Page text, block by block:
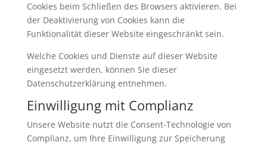
Cookies beim Schließen des Browsers aktivieren. Bei
der Deaktivierung von Cookies kann die
Funktionalität dieser Website eingeschränkt sein.
Welche Cookies und Dienste auf dieser Website
eingesetzt werden, können Sie dieser
Datenschutzerklärung entnehmen.
Einwilligung mit Complianz
Unsere Website nutzt die Consent-Technologie von
Complianz, um Ihre Einwilligung zur Speicherung